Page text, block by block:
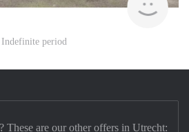
Indefinite period
These are our other offers in Utrecht: